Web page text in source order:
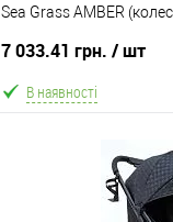
Sea Grass AMBER
7 033.41 грн. / шт
В наявності